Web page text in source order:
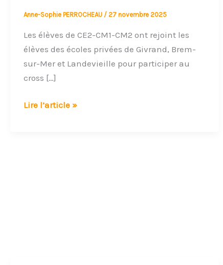
Anne-Sophie PERROCHEAU / 27 novembre 2025
Les élèves de CE2-CM1-CM2 ont rejoint les
élèves des écoles privées de Givrand, Brem-
sur-Mer et Landevieille pour participer au
cross […]
Lire l’article »